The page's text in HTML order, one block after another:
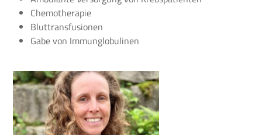
Chemotherapie
Bluttransfusionen
Gabe von Immunglobulinen